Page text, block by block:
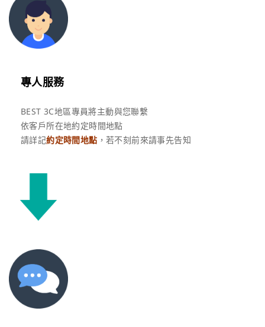
專人服務
BEST 3C地區專員將主動與您聯繫
依客戶所在地約定時間地點
請詳記約定時間地點 ，若不刻前來請事先告知